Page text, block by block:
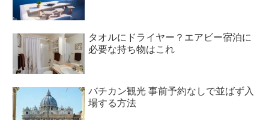
タオルにドライヤー？エアビー宿泊に
必要な持ち物はこれ
バチカン観光 事前予約なしで並ばず入
場する方法